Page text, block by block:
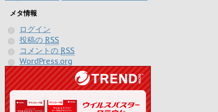
メタ情報
ログイン
投稿の RSS
コメントの RSS
WordPress.org